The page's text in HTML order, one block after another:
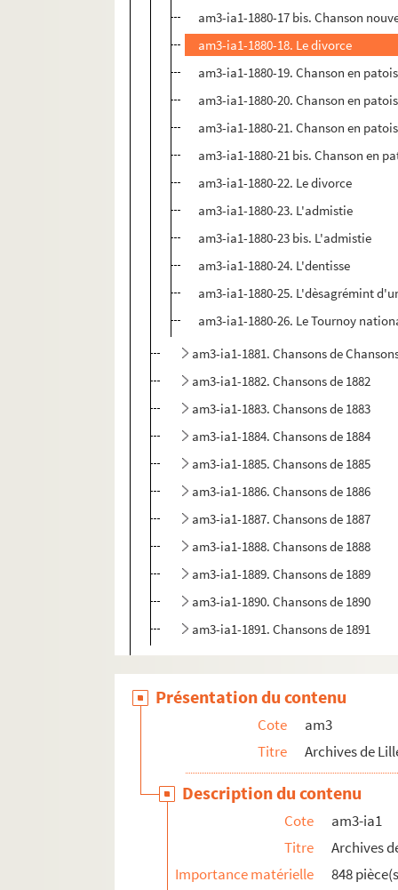
am3-ia1-1880-17 bis. Chanson
am3-ia1-1880-18. Le divorce
am3-ia1-1880-19. Chanson en
am3-ia1-1880-20. Chanson en
am3-ia1-1880-21. Chanson en
am3-ia1-1880-21 bis. Chanson en
am3-ia1-1880-22. Le divorce
am3-ia1-1880-23. L'admistie
am3-ia1-1880-23 bis. L'admistie
am3-ia1-1880-24. L'dentisse
am3-ia1-1880-25. L'dèsagrémint
am3-ia1-1880-26. Le Tournoy
am3-ia1-1881. Chansons de
am3-ia1-1882. Chansons de 1882
am3-ia1-1883. Chansons de 1883
am3-ia1-1884. Chansons de 1884
am3-ia1-1885. Chansons de 1885
am3-ia1-1886. Chansons de 1886
am3-ia1-1887. Chansons de 1887
am3-ia1-1888. Chansons de 1888
am3-ia1-1889. Chansons de 1889
am3-ia1-1890. Chansons de 1890
am3-ia1-1891. Chansons de 1891
am3-n. Biens communaux non-bâtis
am3-o. Travaux publics
am3-q. Etablissement hospitaliers et
am3-r. Enseignement, action culturelle,
Présentation du contenu
Cote
am3
Titre
Archives de
Description du contenu
Cote
am3-ia1
Titre
Archives
Importance matérielle
848